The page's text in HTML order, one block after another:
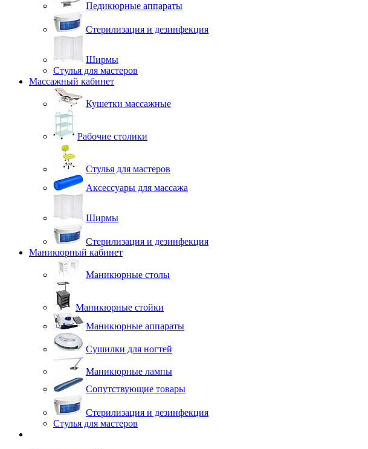
Педикюрные аппараты
Стерилизация и дезинфекция
Ширмы
Стулья для мастеров
Массажный кабинет
Кушетки массажные
Рабочие столики
Стулья для мастеров
Аксессуары для массажа
Ширмы
Стерилизация и дезинфекция
Маникюрный кабинет
Маникюрные столы
Маникюрные стойки
Маникюрные аппараты
Сушилки для ногтей
Маникюрные лампы
Сопутствующие товары
Стерилизация и дезинфекция
Стулья для мастеров